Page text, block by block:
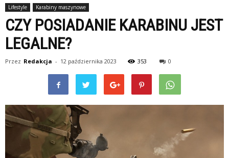
Lifestyle Karabiny maszynowe
CZY POSIADANIE KARABINU JEST
LEGALNE?
Przez Redakcja - 12 października 2023 353 0